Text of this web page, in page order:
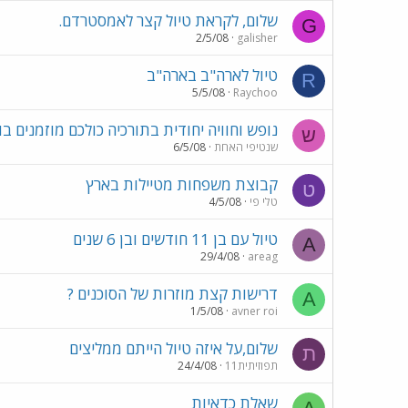
G שלום, לקראת טיול קצר לאמסטרדם.
galisher
2/5/08
R טיול לארה"ב בארה"ב
Raychoo
5/5/08
ש נופש וחוויה יחודית בתורכיה כולכם מוזמנים
שנטיפי האחת 6/5/08
ט קבוצת משפחות מטיילות בארץ
טלי פי 4/5/08
A טיול עם בן 11 חודשים ובן 6 שנים
areag
29/4/08
A דרישות קצת מוזרות של הסוכנים ?
avner roi
1/5/08
ת שלום,על איזה טיול הייתם ממליצים
תפוזיתית11 24/4/08
שאלת כדאיות